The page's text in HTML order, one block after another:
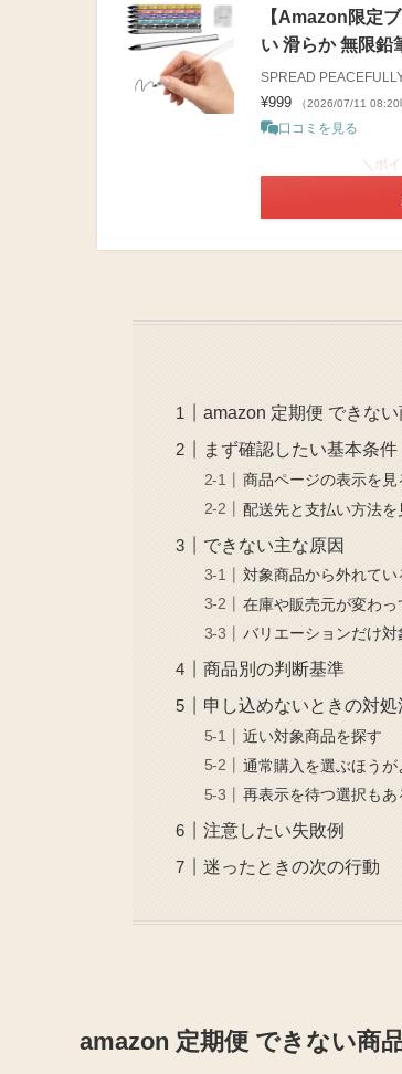
【Amazon限定
い 滑らか 無限鉛
SPREAD
¥999 （2026/07/11 08:20
口コミを見る
＼ポ
amazon 定期便 できな
まず確認したい基本条件
商品ページの表示を見
配送先と支払い方法を
できない主な原因
対象商品から外れてい
在庫や販売元が変わっ
バリエーションだけ対
商品別の判断基準
申し込めないときの対処
近い対象商品を探す
通常購入を選ぶほうが
再表示を待つ選択もあ
注意したい失敗例
迷ったときの次の行動
amazon 定期便 できない商